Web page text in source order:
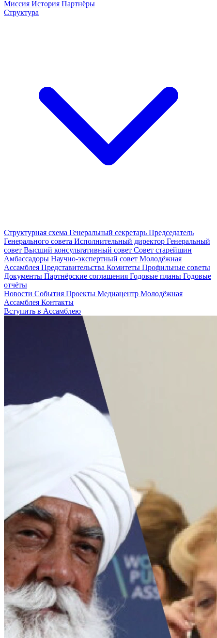
Миссия История Партнёры
Структура
Структурная схема Генеральный секретарь Председатель
Генерального совета Исполнительный директор Генеральный
совет Высший консультативный совет Совет старейшин
Амбассадоры Научно-экспертный совет Молодёжная
Ассамблея Представительства Комитеты Профильные советы
Документы Партнёрские соглашения Годовые планы Годовые
отчёты
Новости События Проекты Медиацентр Молодёжная
Ассамблея Контакты
Вступить в Ассамблею